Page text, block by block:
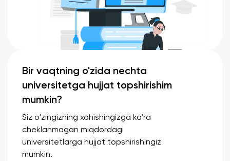
Bir vaqtning o'zida nechta
universitetga hujjat topshirishim
mumkin?
Siz o'zingizning xohishingizga ko'ra
cheklanmagan miqdordagi
universitetlarga hujjat topshirishingiz
mumkin.